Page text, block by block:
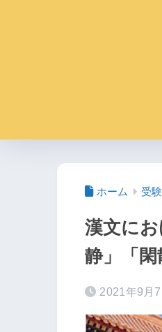
ホーム 受
漢文に
静」「閑
2021年9月7